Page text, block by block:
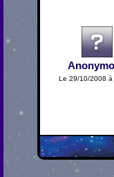
Le 29/10/2008 à